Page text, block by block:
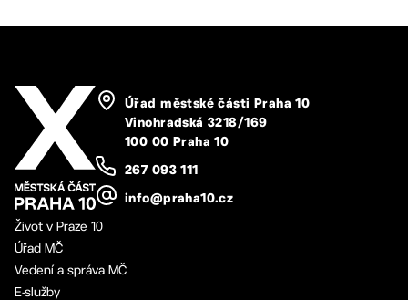
Úřad městské části Praha 10
Vinohradská 3218/169
100 00 Praha 10
267 093 111
info@praha10.cz
Život v Praze 10
Úřad MČ
Vedení a správa MČ
E-služby